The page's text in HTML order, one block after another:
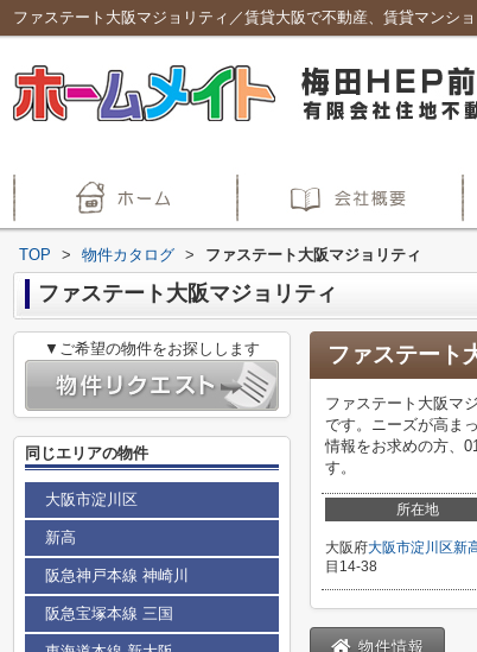
ファステート大阪マジョリティ／賃貸大阪で不動産、賃貸マンシ
TOP > 物件カタログ > ファステート大阪マジョリティ
ファステート大阪マジョリティ
ファステート
ファステート大阪マ
です。ニーズが高ま
情報をお求めの方、
す。
所在地
大阪府大阪市淀川区新
目14-38
物件情報
▼ご希望の物件をお探しします
同じエリアの物件
大阪市淀川区
新高
阪急神戸本線 神崎川
阪急宝塚本線 三国